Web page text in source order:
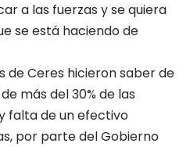
a las fuerzas y se quiera
se está haciendo de
de Ceres hicieron saber de
más del 30% de las
falta de un efectivo
por parte del Gobierno